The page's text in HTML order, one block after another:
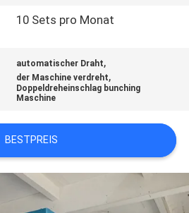
10 Sets pro Monat
automatischer Draht,
der Maschine verdreht,
Doppeldreheinschlag bunching
Maschine
BESTPREIS